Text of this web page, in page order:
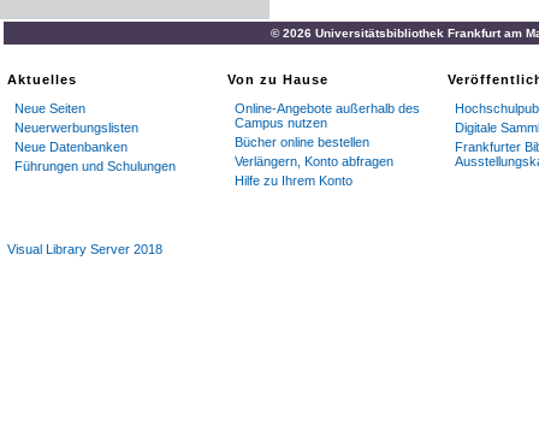
© 2026 Universitätsbibliothek Frankfurt am
Aktuelles
Neue Seiten
Neuerwerbungslisten
Neue Datenbanken
Führungen und Schulungen
Von zu Hause
Online-Angebote außerhalb des
Campus nutzen
Bücher online bestellen
Verlängern, Konto abfragen
Hilfe zu Ihrem Konto
Digitale
Frankfurter
Visual Library Server 2018